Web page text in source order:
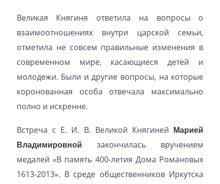
Великая Княгиня ответила на вопросы о
взаимоотношениях внутри царской семьи,
отметила не совсем правильные изменения в
современном мире, касающиеся детей и
молодежи. Были и другие вопросы, на которые
коронованная особа отвечала максимально
полно и искренне.
Встреча с Е. И. В. Великой Княгиней Марией
Владимировной закончилась вручением
медалей «В память 400-летия Дома Романовых
1613-2013». В среде общественников Иркутска